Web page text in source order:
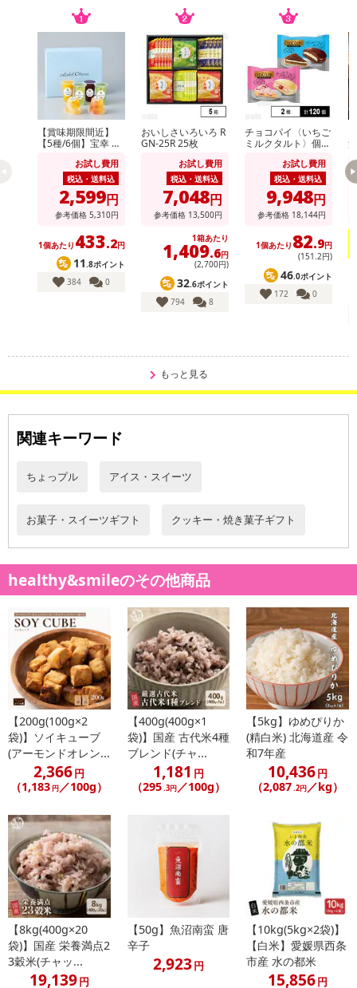
【賞味期限間近】
【5種/6個】宝幸 ホ
ツゼリーセレクショ
お試し費用
税込・送料込
2,599円
参考価格 5,310円
1個あたり 433.2円
11.8ポイント
384
0
おいしさいろいろ R
GN-25R 25枚
お試し費用
税込・送料込
7,048円
参考価格 13,500円
1箱あたり
1,409.6円
(2,700円)
32.6ポイント
794
8
チョコパイ〈いちご
ミルクタルト〉個売
ルト〉個売りお試し費用
税込・送料込
9,948円
参考価格 18,144円
1個あたり 82.9円
(151.2円)
46.0ポイント
172
0
もっと見る
関連キーワード
ちょっプル アイス・スイーツ
お菓子・スイーツギフト クッキー・焼き菓子ギフト
healthy&smileのその他商品
【200g(100g×2
袋)】ソイキューブ
(アーモンドオレン...
2,366円
（1,183 円／100g）
【400g(400g×1
袋)】国産 古代米4種
ブレンド(チャ...
1,181 円
（295.3円／100g）
【5kg】ゆめぴりか
(精白米) 北海道産 令
和7年産
10,436円
（2,087.2円／kg）
【8kg(400g×20
袋)】国産 栄養満点2
3穀米(チャッ...
19,139円
【50g】魚沼南蛮 唐
辛子
2,923円
【10kg(5kg×2袋)】
【白米】愛媛県西条
市産 水の都米
15,856円